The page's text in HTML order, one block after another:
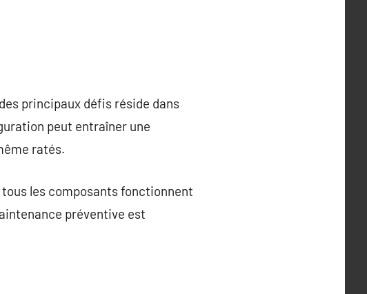
principaux défis réside dans
peut entraîner une
ratés.
les composants fonctionnent
préventive est